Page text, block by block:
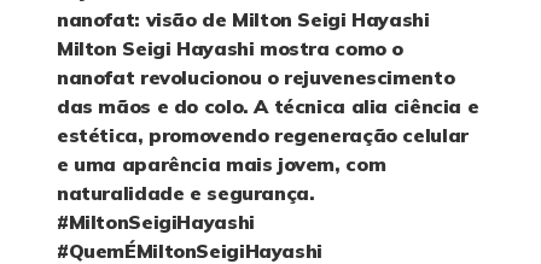
nanofat: visão de Milton Seigi Hayashi
Milton Seigi Hayashi mostra como o
nanofat revolucionou o rejuvenescimento
das mãos e do colo. A técnica alia ciência e
estética, promovendo regeneração celular
e uma aparência mais jovem, com
naturalidade e segurança.
#MiltonSeigiHayashi
#QuemÉMiltonSeigiHayashi